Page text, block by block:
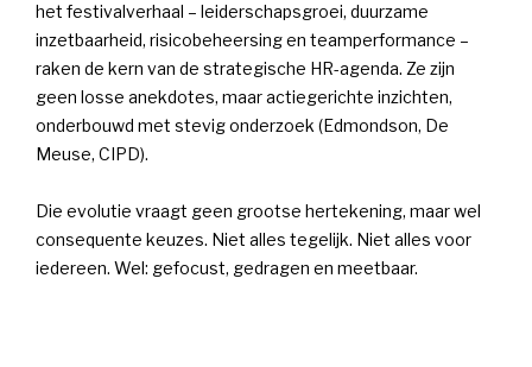
het festivalverhaal – leiderschapsgroei, duurzame
inzetbaarheid, risicobeheersing en teamperformance –
raken de kern van de strategische HR-agenda. Ze zijn
geen losse anekdotes, maar actiegerichte inzichten,
onderbouwd met stevig onderzoek (Edmondson, De
Meuse, CIPD).
Die evolutie vraagt geen grootse hertekening, maar wel
consequente keuzes. Niet alles tegelijk. Niet alles voor
iedereen. Wel: gefocust, gedragen en meetbaar.